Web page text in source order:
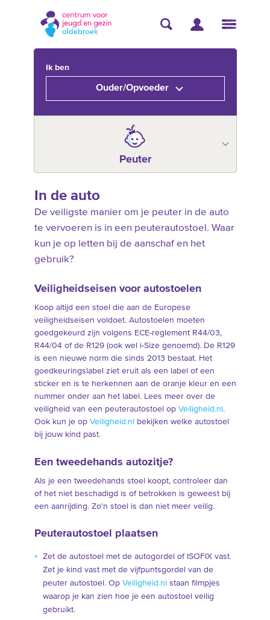
Ik ben
Ouder/Opvoeder
Peuter
In de auto
De veiligste manier om je peuter in de auto
te vervoeren is in een peuterautostoel. Waar
kun je op letten bij de aanschaf en het
gebruik?
Veiligheidseisen voor autostoelen
Koop altijd een stoel die aan de Europese
veiligheidseisen voldoet. Autostoelen moeten
goedgekeurd zijn volgens ECE-reglement R44/03,
R44/04 of de R129 (ook wel i-Size genoemd). De R129
is een nieuwe norm die sinds 2013 bestaat. Het
goedkeuringslabel ziet eruit als een label of een
sticker en is te herkennen aan de oranje kleur en een
nummer onder aan het label. Lees meer over de
veiligheid van een peuterautostoel op Veiligheid.nl .
Ook kun je op Veiligheid.nl
bekijken welke autostoel
bij jouw kind past.
Een tweedehands autozitje?
Als je een tweedehands stoel koopt, controleer dan
of het niet beschadigd is of betrokken is geweest bij
een aanrijding. Zo'n stoel is dan niet meer veilig.
Peuterautostoel plaatsen
Zet de autostoel met de autogordel of ISOFIX vast.
Zet je kind vast met de vijfpuntsgordel van de
peuter autostoel. Op Veiligheid.nl staan filmpjes
waarop je kan zien hoe je een autostoel veilig
gebruikt.